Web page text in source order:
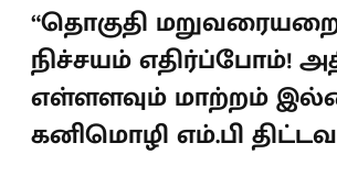
“தொகுதி
நிச்சயம் எதிர்ப்போம்!
எள்ளளவும் மாற்றம்
கனிமொழி எம்.பி